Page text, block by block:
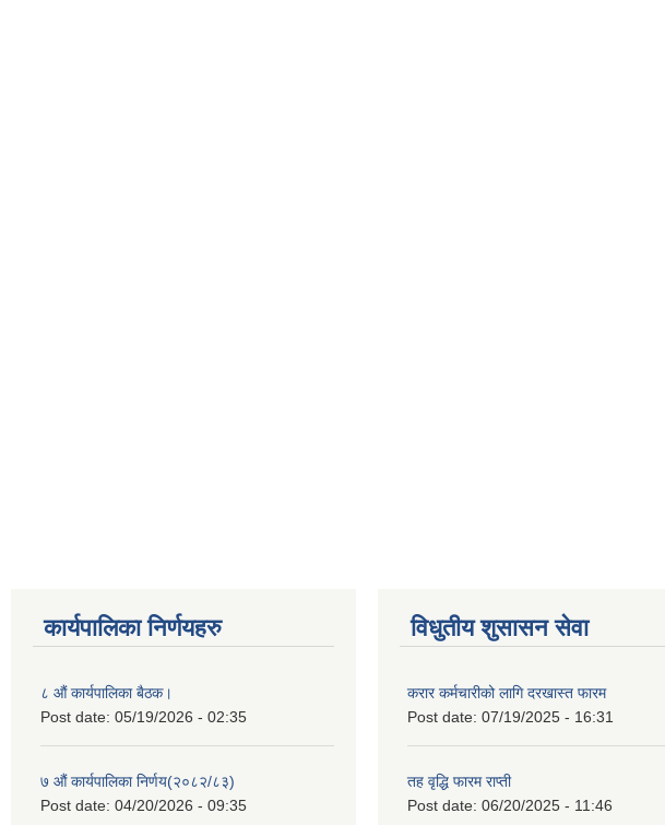
कार्यपालिका निर्णयहरु
८ औं कार्यपालिका बैठक।
Post date: 05/19/2026 - 02:35
७ औं कार्यपालिका निर्णय(२०८२/८३)
Post date: 04/20/2026 - 09:35
विधुतीय शुसासन सेवा
करार कर्मचारीको लागि दरखास्त फारम
Post date: 07/19/2025 - 16:31
तह वृद्धि फारम राप्ती
Post date: 06/20/2025 - 11:46